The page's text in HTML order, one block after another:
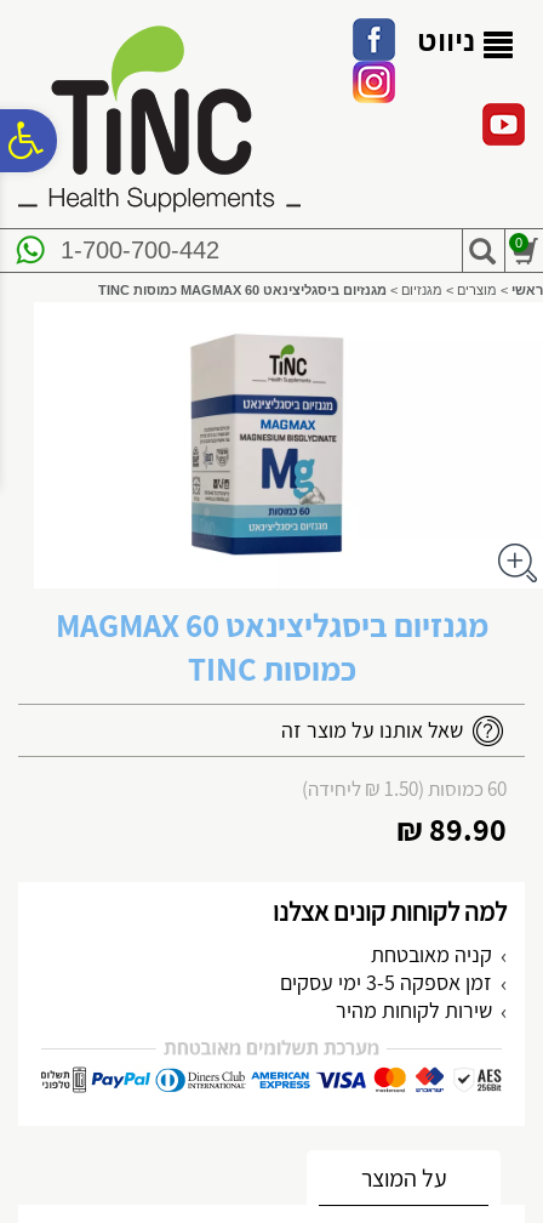
נגישות
ניווט
1-700-700-442 0
ראשי > מוצרים > מגנזיום > מגנזיום ביסגליצינאט MAGMAX 60 כמוסות TINC
מגנזיום ביסגליצינאט MAGMAX 60
כמוסות TINC
שאל אותנו על מוצר זה
60 כמוסות (1.50 ₪ ליחידה)
89.90 ₪
למה לקוחות קונים אצלנו
קניה מאובטחת
זמן אספקה 3-5 ימי עסקים
שירות לקוחות מהיר
מותאם אישית
על המוצר